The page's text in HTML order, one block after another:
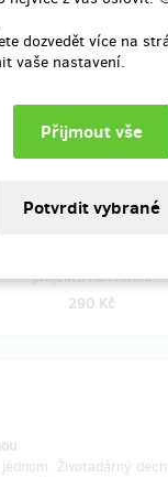
dozvedět více na
vaše nastavení.
obrazy. Pomohou
projektu na Hithitu
290 Kč
Životadárný